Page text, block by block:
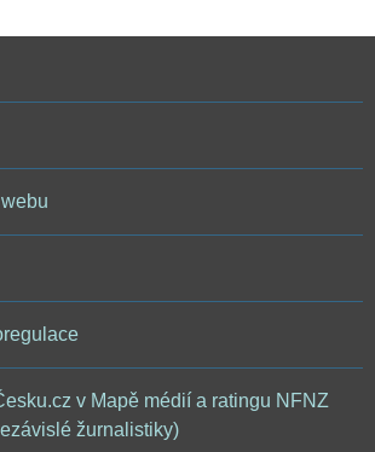
v Mapě médií a ratingu NFNZ
žurnalistiky)